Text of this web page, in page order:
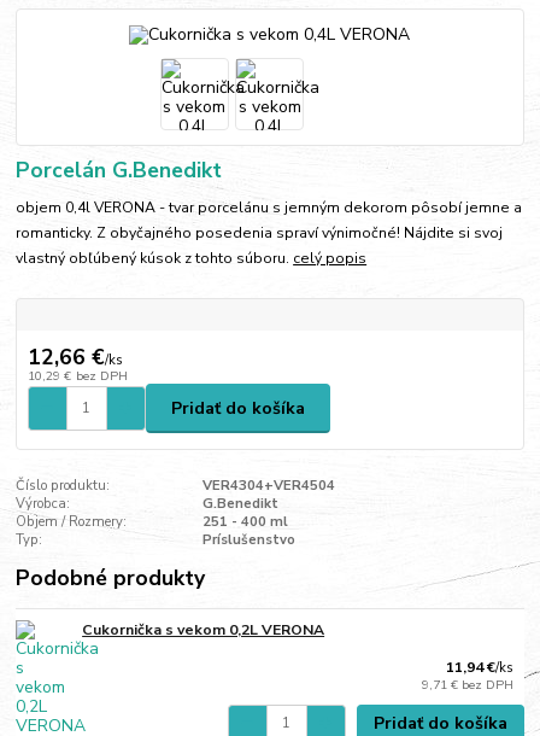
Porcelán G.Benedikt
objem 0,4l VERONA - tvar porcelánu s jemným dekorom pôsobí jemne a
romanticky. Z obyčajného posedenia spraví výnimočné! Nájdite si svoj
vlastný obľúbený kúsok z tohto súboru. celý popis
12,66 €/ks
10,29 € bez DPH
Pridať do košíka
Číslo produktu:
VER4304+VER4504
Výrobca:
G.Benedikt
Objem / Rozmery:
251 - 400 ml
Typ:
Príslušenstvo
Podobné produkty
Cukornička s vekom 0,2L VERONA
11,94 €/ks
9,71 € bez DPH
Pridať do košíka